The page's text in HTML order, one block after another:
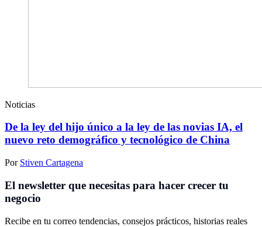
Noticias
De la ley del hijo único a la ley de las novias IA, el
nuevo reto demográfico y tecnológico de China
Por Stiven Cartagena
El newsletter que necesitas para hacer crecer tu
negocio
Recibe en tu correo tendencias, consejos prácticos, historias reales